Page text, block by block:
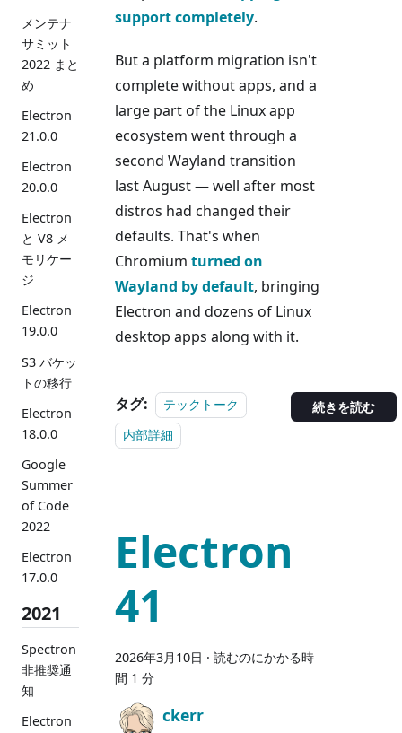
メンテナ
サミット
2022 まと
め
Electron
21.0.0
Electron
20.0.0
Electron
と V8 メ
モリケー
ジ
Electron
19.0.0
S3 バケッ
トの移行
Electron
18.0.0
Google
Summer
of Code
2022
Electron
17.0.0
2021
Spectron
非推奨通
知
Electron
supportcompletely.
But a platform migration isn't
complete without apps, and a
large part of the Linux app
ecosystem went through a
second Wayland transition
last August — well after most
distros had changed their
defaults. That's when
Chromium turned on
Wayland by default, bringing
Electron and dozens of Linux
desktop apps along with it.
タグ:
テックトーク
内部詳細
続きを読む
Electron
41
2026年3月10日 · 読むのにかかる時
間 1 分
ckerr